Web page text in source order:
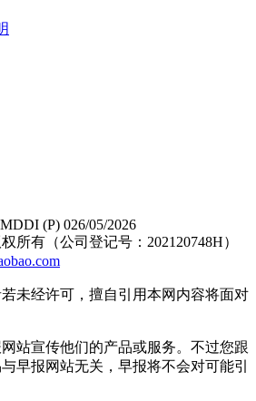
(P) 026/05/2026
所有（公司登记号：202120748H）
未经许可，擅自引用本网内容将面对
站宣传他们的产品或服务。不过您跟
早报网站无关，早报将不会对可能引